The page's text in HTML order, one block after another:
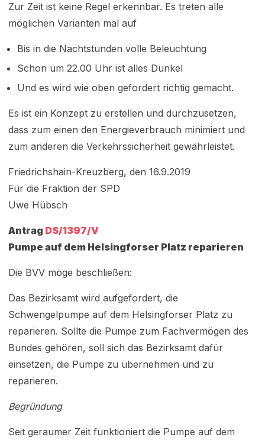
Zur Zeit ist keine Regel erkennbar. Es treten alle
möglichen Varianten mal auf
Bis in die Nachtstunden volle Beleuchtung
Schon um 22.00 Uhr ist alles Dunkel
Und es wird wie oben gefordert richtig gemacht.
Es ist ein Konzept zu erstellen und durchzusetzen,
dass zum einen den Energieverbrauch minimiert und
zum anderen die Verkehrssicherheit gewährleistet.
Friedrichshain-Kreuzberg, den 16.9.2019
Für die Fraktion der SPD
Uwe Hübsch
Antrag DS/1397/V
Pumpe auf dem Helsingforser Platz reparieren
Die BVV möge beschließen:
Das Bezirksamt wird aufgefordert, die
Schwengelpumpe auf dem Helsingforser Platz zu
reparieren. Sollte die Pumpe zum Fachvermögen des
Bundes gehören, soll sich das Bezirksamt dafür
einsetzen, die Pumpe zu übernehmen und zu
reparieren.
Begründung
Seit geraumer Zeit funktioniert die Pumpe auf dem